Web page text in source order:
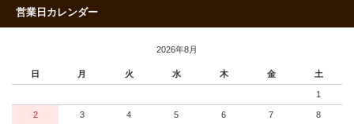
営業日カレンダー
2026年8月
日 月 火 水 木 金 土
1
2 3 4 5 6 7 8